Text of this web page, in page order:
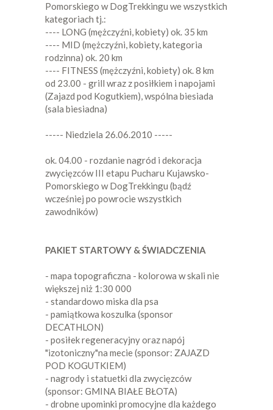
Pomorskiego w DogTrekkingu we wszystkich
kategoriach tj.:
---- LONG (mężczyźni, kobiety) ok. 35 km
---- MID (mężczyźni, kobiety, kategoria
rodzinna) ok. 20 km
---- FITNESS (mężczyźni, kobiety) ok. 8 km
od 23.00 - grill wraz z posiłkiem i napojami
(Zajazd pod Kogutkiem), wspólna biesiada
(sala biesiadna)
----- Niedziela 26.06.2010 -----
ok. 04.00 - rozdanie nagród i dekoracja
zwycięzców III etapu Pucharu Kujawsko-
Pomorskiego w DogTrekkingu (bądź
wcześniej po powrocie wszystkich
zawodników)
PAKIET STARTOWY & ŚWIADCZENIA
- mapa topograficzna - kolorowa w skali nie
większej niż 1:30 000
- standardowo miska dla psa
- pamiątkowa koszulka (sponsor
DECATHLON)
- posiłek regeneracyjny oraz napój
"izotoniczny"na mecie (sponsor: ZAJAZD
POD KOGUTKIEM)
- nagrody i statuetki dla zwycięzców
(sponsor: GMINA BIAŁE BŁOTA)
- drobne upominki promocyjne dla każdego